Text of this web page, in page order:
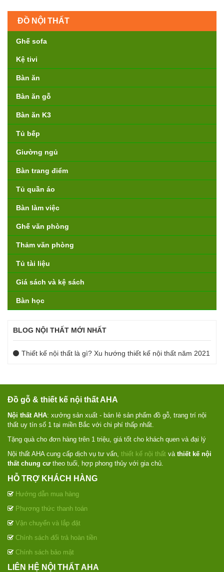
ĐỒ NỘI THẤT
Ghế sofa
Kệ tivi
Bàn ăn
Bàn ăn gỗ
Bàn ăn K3
Tủ bếp
Giường ngủ
Bàn trang điểm
Tủ quần áo
Bàn làm việc
Ghế văn phòng
Thảm văn phòng
Tủ tài liệu
Giá sách và kệ sách
Bàn học
BLOG NỘI THẤT MỚI NHẤT
Thiết kế nội thất là gì? Xu hướng thiết kế nội thất năm 2021
Đồ gỗ & thiết kế nội thất AHA
Nội thất AHA: xưởng sản xuất - bán lẻ sản phẩm đồ gỗ, trang trí nội
thất uy tín số 1 tại miền Bắc với chi phí thấp nhất.
Tặng quà cho đơn hàng trên 1 triệu, giá tốt cho khách quen và đại lý
Nội thất AHA cung cấp dịch vụ tư vấn, thiết kế nội thất và thiết kế nội
thất chung cưtheo tuổi, hợp phong thủy với gia chủ.
HỖ TRỢ KHÁCH HÀNG
Hướng dẫn mua hàng
Phương thức thanh toán
Vận chuyển và lắp đặt
Chính sách đổi trả hoàn tiền
Chính sách bảo mật
LIÊN HỆ NỘI THẤT AHA